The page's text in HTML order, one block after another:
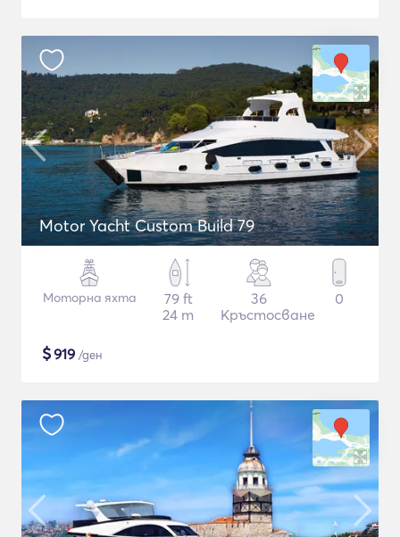
Motor Yacht Custom Build 79
Моторна яхта
79 ft
24 m
36
Кръстосване
0
$919 /ден